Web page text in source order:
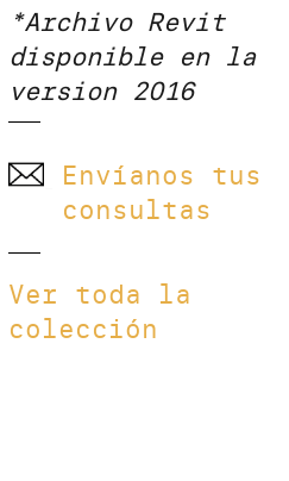
*Archivo Revit
disponible en la
version 2016
Envíanos tus
consultas
Ver toda la
colección